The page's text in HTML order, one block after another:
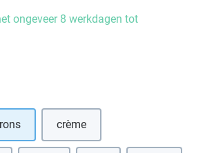
ongeveer 8 werkdagen tot
beschikbaar.)crème(Deze optie is momenteel niet